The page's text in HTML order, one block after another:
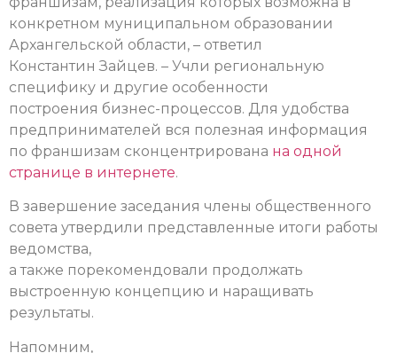
конкретном муниципальном образовании
Архангельской области, – ответил
Константин Зайцев. – Учли региональную
специфику и другие особенности
построения бизнес-процессов. Для удобства
предпринимателей вся полезная информация
по франшизам сконцентрирована на одной
странице в интернете.
В завершение заседания члены общественного
совета утвердили представленные итоги работы
ведомства,
а также порекомендовали продолжать
выстроенную концепцию и наращивать
результаты.
Напомним,